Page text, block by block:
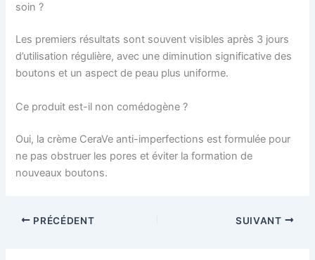
soin ?
Les premiers résultats sont souvent visibles après 3 jours
d’utilisation régulière, avec une diminution significative des
boutons et un aspect de peau plus uniforme.
Ce produit est-il non comédogène ?
Oui, la crème CeraVe anti-imperfections est formulée pour
ne pas obstruer les pores et éviter la formation de
nouveaux boutons.
PRÉCÉDENT SUIVANT